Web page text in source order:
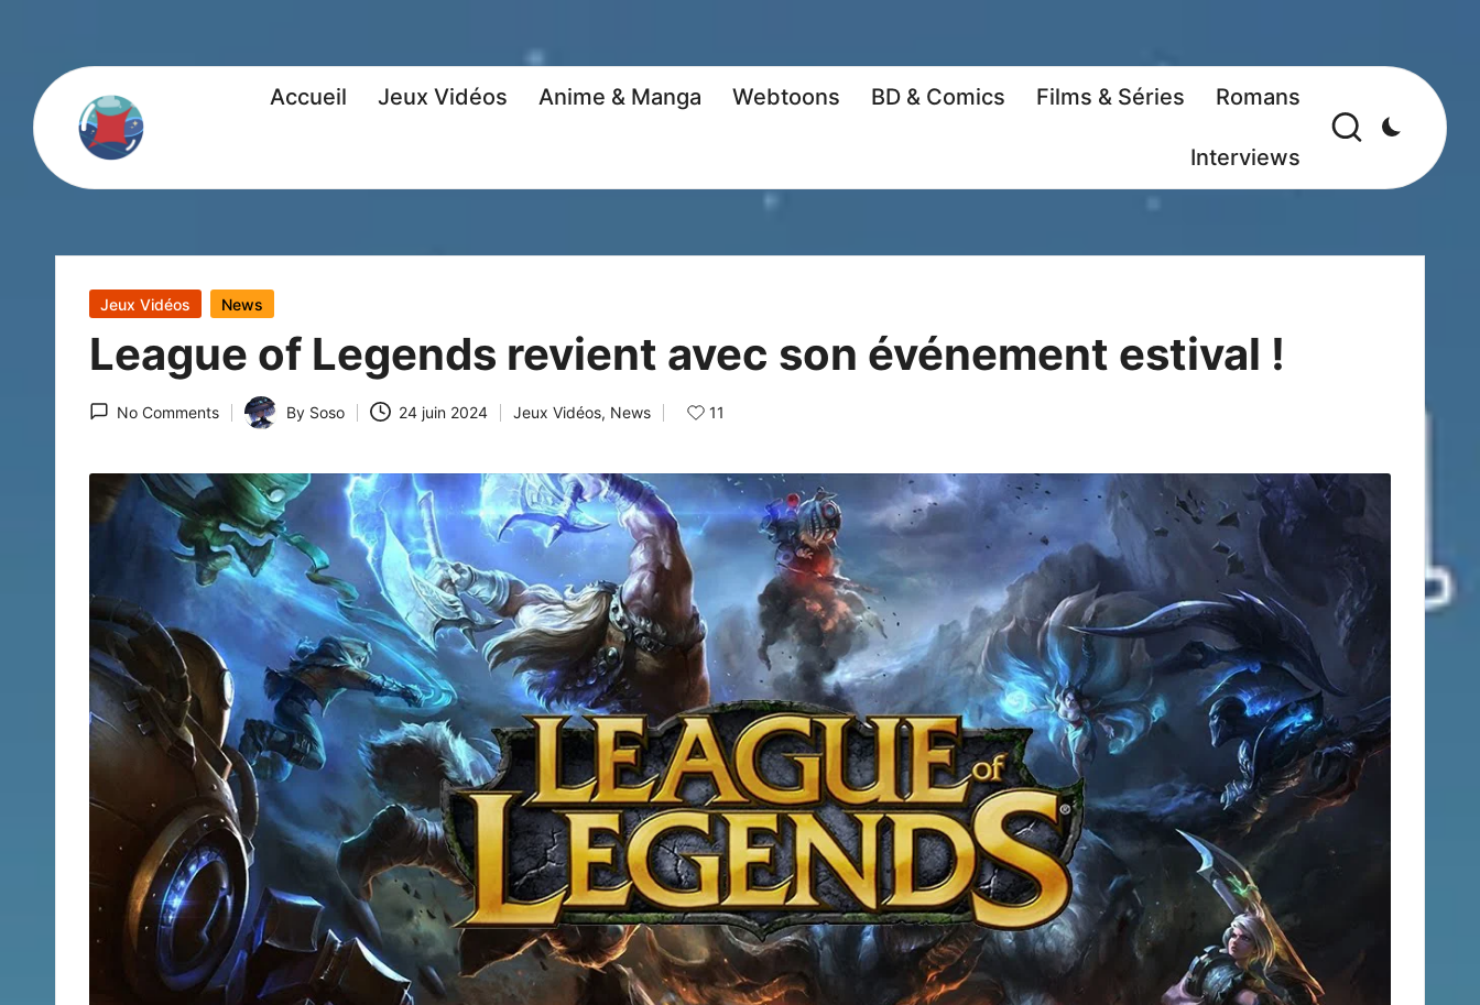
Accueil Jeux Vidéos Anime & Manga Webtoons BD & Comics Films & Séries Romans
Interviews
Posted
Jeux Vidéos News
League of Legends revient avec son événement estival !
No Comments
Posted
By Soso 24 juin 2024
Posted
Jeux Vidéos, News 11